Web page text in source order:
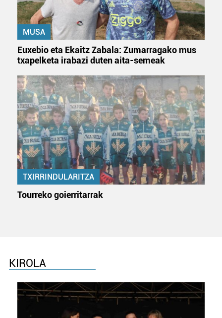
MUSA
Euxebio eta Ekaitz Zabala: Zumarragako mus
txapelketa irabazi duten aita-semeak
TXIRRINDULARITZA
Tourreko goierritarrak
KIROLA